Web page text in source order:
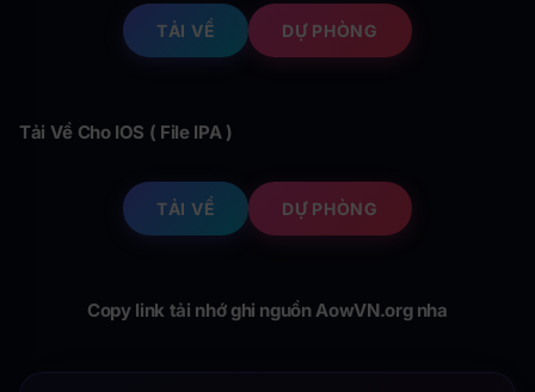
TẢI VỀ DỰ PHÒNG
Tải Về Cho IOS ( File IPA )
TẢI VỀ DỰ PHÒNG
Copy link tải nhớ ghi nguồn AowVN.org nha